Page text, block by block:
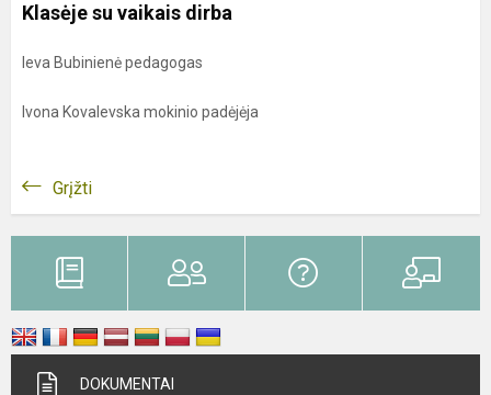
Klasėje su vaikais dirba
Ieva Bubinienė pedagogas
Ivona Kovalevska mokinio padėjėja
Grįžti
DOKUMENTAI